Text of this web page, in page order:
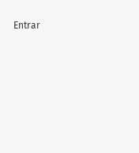
Entrar